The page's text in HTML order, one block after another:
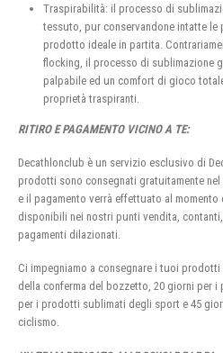
Traspirabilità: il processo di
tessuto, pur conservandone intatte le
prodotto ideale in partita.
flocking, il processo di sublimazione
palpabile ed un comfort di gioco
proprietà traspiranti.
RITIRO E PAGAMENTO VICINO A TE:
Decathlonclub è un servizio esclusivo di
prodotti sono consegnati gratuitamente
e il pagamento verrà effettuato al
disponibili nei nostri punti vendita,
pagamenti dilazionati.
Ci impegniamo a consegnare i tuoi
della conferma del bozzetto, 20 giorni per
per i prodotti sublimati degli sport e 45
ciclismo.